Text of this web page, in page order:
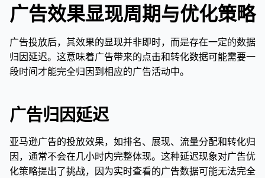
广告效果显现周期与优化策略
广告投放后，其效果的显现并非即时，而是存在一定的数据
归因延迟。这意味着广告带来的点击和转化数据可能需要一
段时间才能完全归因到相应的广告活动中。
广告归因延迟
亚马逊广告的投放效果，如排名、展现、流量分配和转化归
因，通常不会在几小时内完整体现。这种延迟现象对广告优
化策略提出了挑战，因为实时查看的广告数据可能无法完全